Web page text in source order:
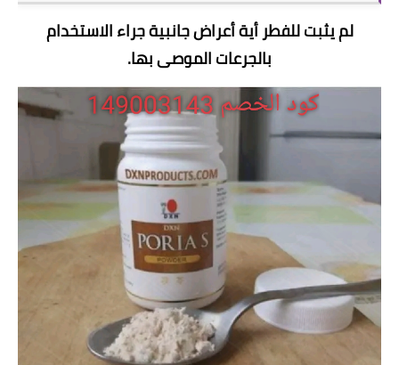
لم يثبت للفطر أية أعراض جانبية جراء الاستخدام
بالجرعات الموصى بها.